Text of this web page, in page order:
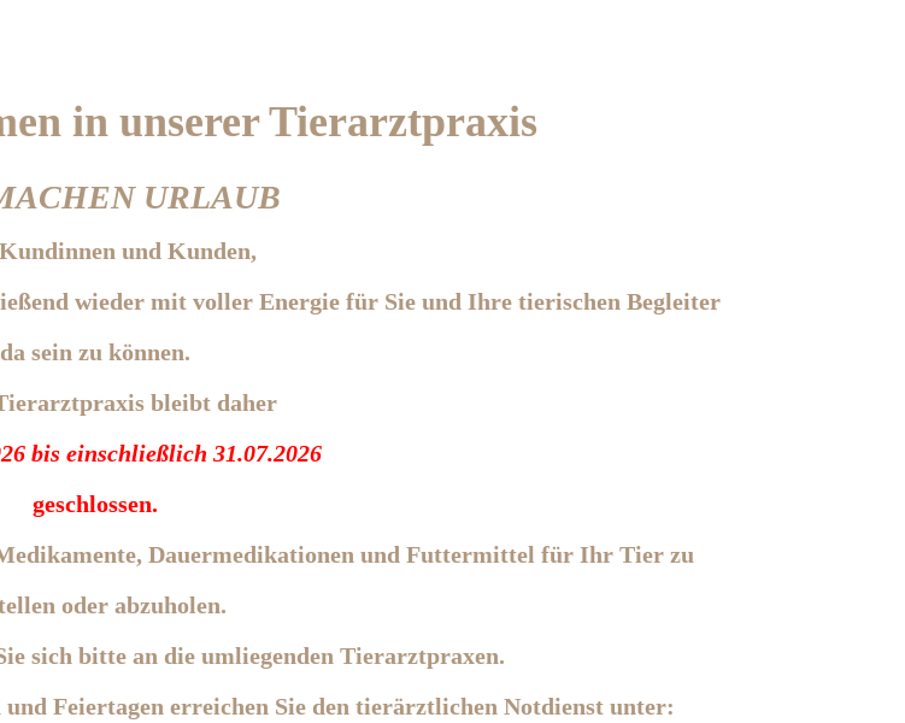
in unserer Tierarztpraxis
URLAUB
und Kunden,
wieder mit voller Energie für Sie und Ihre tierischen Begleiter
da sein zu können.
bleibt daher
bis einschließlich 31.07.2026
geschlossen.
Dauermedikationen und Futtermittel für Ihr Tier zu
oder abzuholen.
sich bitte an die umliegenden Tierarztpraxen.
und Feiertagen erreichen Sie den tierärztlichen Notdienst unter: